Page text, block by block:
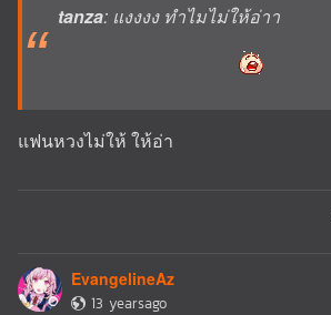
tanza: แงงงง ทำไมไม่ให้อ่าา
แฟนหวงไม่ให้ ให้อ่า
EvangelineAz
13 yearsago